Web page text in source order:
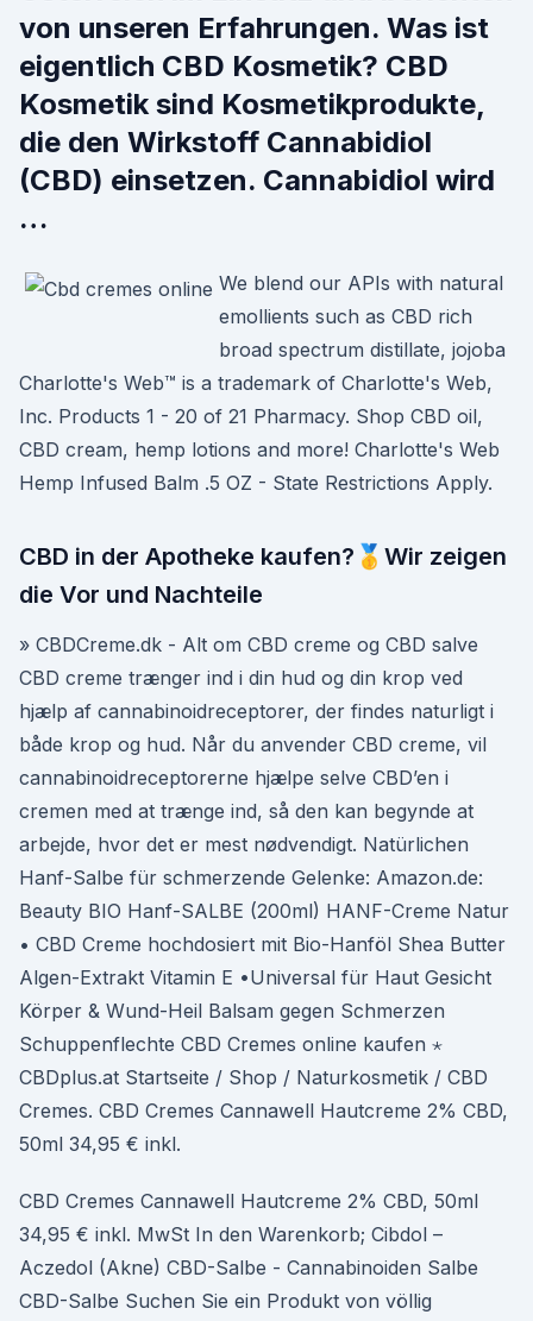
von unseren Erfahrungen. Was ist
eigentlich CBD Kosmetik? CBD
Kosmetik sind Kosmetikprodukte,
die den Wirkstoff Cannabidiol
(CBD) einsetzen. Cannabidiol wird
…
We blend our APIs with natural
emollients such as CBD rich
broad spectrum distillate, jojoba
Charlotte's Web™️ is a trademark of Charlotte's Web,
Inc. Products 1 - 20 of 21 Pharmacy. Shop CBD oil,
CBD cream, hemp lotions and more! Charlotte's Web
Hemp Infused Balm .5 OZ - State Restrictions Apply.
CBD in der Apotheke kaufen?🥇Wir zeigen
die Vor und Nachteile
» CBDCreme.dk - Alt om CBD creme og CBD salve
CBD creme trænger ind i din hud og din krop ved
hjælp af cannabinoidreceptorer, der findes naturligt i
både krop og hud. Når du anvender CBD creme, vil
cannabinoidreceptorerne hjælpe selve CBD’en i
cremen med at trænge ind, så den kan begynde at
arbejde, hvor det er mest nødvendigt. Natürlichen
Hanf-Salbe für schmerzende Gelenke: Amazon.de:
Beauty BIO Hanf-SALBE (200ml) HANF-Creme Natur
• CBD Creme hochdosiert mit Bio-Hanföl Shea Butter
Algen-Extrakt Vitamin E •Universal für Haut Gesicht
Körper & Wund-Heil Balsam gegen Schmerzen
Schuppenflechte CBD Cremes online kaufen ⋆
CBDplus.at Startseite / Shop / Naturkosmetik / CBD
Cremes. CBD Cremes Cannawell Hautcreme 2% CBD,
50ml 34,95 € inkl.
CBD Cremes Cannawell Hautcreme 2% CBD, 50ml
34,95 € inkl. MwSt In den Warenkorb; Cibdol –
Aczedol (Akne) CBD-Salbe - Cannabinoiden Salbe
CBD-Salbe Suchen Sie ein Produkt von völlig